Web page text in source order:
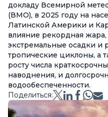
докладу Всемирной
(ВМО), в 2025 году на
Латинской Америки и
влияние рекордная жара,
экстремальные осадки и
тропические циклоны, а
росту числа
наводнения, и
водообеспеченности.
Поделиться: